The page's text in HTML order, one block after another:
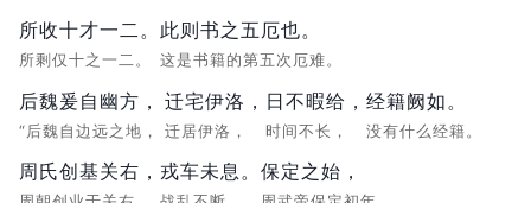
所收十才一二。
所剩仅十之一二。
此则书之五厄也。
这是书籍的第五次厄难。
后魏爰自幽方，
“后魏自边远之地，
迁宅伊洛，
迁居伊洛，
日不暇给，
时间不长，
经籍阙如。
没有什么经籍。
周氏创基关右， 戎车未息。 保定之始，